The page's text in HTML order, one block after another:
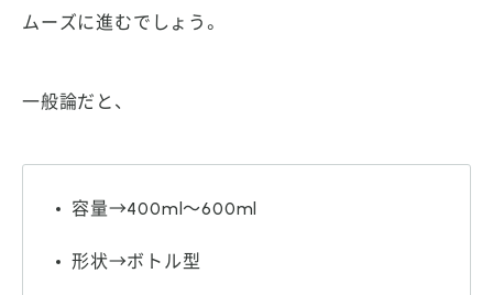
ムーズに進むでしょう。
一般論だと、
容量→400ml～600ml
形状→ボトル型